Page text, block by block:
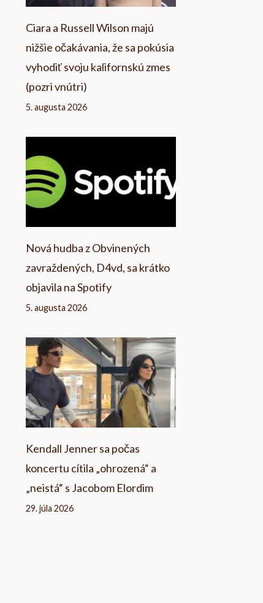
Ciara a Russell Wilson majú
nižšie očakávania, že sa pokúsia
vyhodiť svoju kalifornskú zmes
(pozri vnútri)
5. augusta 2026
Nová hudba z Obvinených
zavraždených, D4vd, sa krátko
objavila na Spotify
5. augusta 2026
Kendall Jenner sa počas
koncertu cítila „ohrozená“ a
„neistá“ s Jacobom Elordim
29. júla 2026